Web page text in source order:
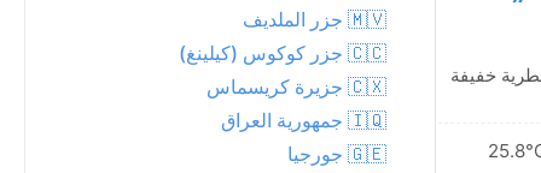
خفيفة
🇲🇻 جزر الملديف
🇨🇨 جزر كوكوس (كيلينغ)
🇨🇽 جزيرة كريسماس
🇮🇶 جمهورية العراق
🇬🇪 جورجيا